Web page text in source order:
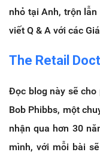
nhỏ tại Anh, trộn
viết Q & A với các
The Retail
Đọc blog này sẽ cho
Bob Phibbs, một
nhận qua hơn 30
mình, với mỗi bài